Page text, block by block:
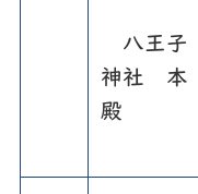
八王子
神社 本
殿